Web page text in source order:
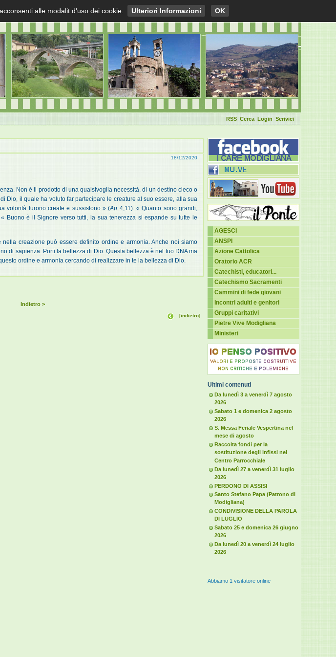
Scrivici
Login
Cerca
RSS
18/12/2020
Non è il prodotto di una qualsivoglia necessità, di un destino cieco o
Dio, il quale ha voluto far partecipare le creature al suo essere, alla sua
volontà furono create e sussistono » (Ap 4,11). « Quanto sono grandi,
« Buono è il Signore verso tutti, la sua tenerezza si espande su tutte le
creazione può essere definito ordine e armonia. Anche noi siamo
di sapienza. Porti la bellezza di Dio. Questa bellezza è nel tuo DNA ma
ordine e armonia cercando di realizzare in te la bellezza di Dio.
Indietro >
[indietro]
AGESCI
ANSPI
Azione Cattolica
Oratorio ACR
Catechisti, educatori...
Catechismo Sacramenti
Cammini di fede giovani
Incontri adulti e genitori
Gruppi caritativi
Pietre Vive Modigliana
Ministeri
Ultimi contenuti
Da lunedì 3 a venerdì 7 agosto
2026
Sabato 1 e domenica 2 agosto
2026
S. Messa Feriale Vespertina nel
mese di agosto
Raccolta fondi per la
sostituzione degli infissi nel
Centro Parrocchiale
Da lunedì 27 a venerdì 31 luglio
2026
PERDONO DI ASSISI
Santo Stefano Papa (Patrono di
Modigliana)
CONDIVISIONE DELLA PAROLA
DI LUGLIO
Sabato 25 e domenica 26 giugno
2026
Da lunedì 20 a venerdì 24 luglio
2026
Abbiamo 1 visitatore online
alle modalit d'uso dei cookie. Ulteriori Informazioni OK